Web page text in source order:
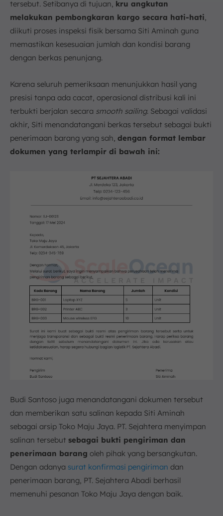
tersebut. Setibanya di tujuan, kru angkutan
melakukan pembongkaran kargo secara hati-hati,
diikuti proses inspeksi fisik bersama Siti Aminah guna
memastikan kesesuaian jumlah dan kondisi barang
dengan berkas penunjang.
Karena seluruh pemeriksaan menunjukkan hasil yang
presisi tanpa ada cacat, operasional distribusi kali ini
terbukti berjalan secara smooth sailing. Sebagai validasi
akhir, Siti menandatangani berkas tersebut sebagai bukti
penerimaan barang yang sah, dengan format lembar
dokumen yang terlampir di bawah ini:
Budi Santoso juga menandatangani dokumen tersebut
dan memberikan satu salinan kepada Siti Aminah
sebagai arsip Toko Maju Jaya. PT. Sejahtera menyimpan
salinan tersebut sebagai bukti pengiriman dan
penerimaan barang oleh pihak yang bersangkutan.
Dengan adanya surat konfirmasi pengiriman dan
penerimaan barang, PT. Sejahtera Abadi berhasil
memenuhi pesanan Toko Maju Jaya dengan baik.